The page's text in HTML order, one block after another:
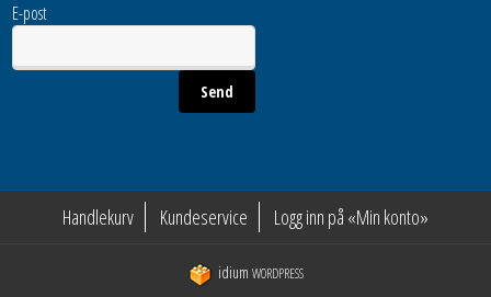
E-post
Handlekurv Kundeservice Logg inn på «Min konto»
idium WORDPRESS